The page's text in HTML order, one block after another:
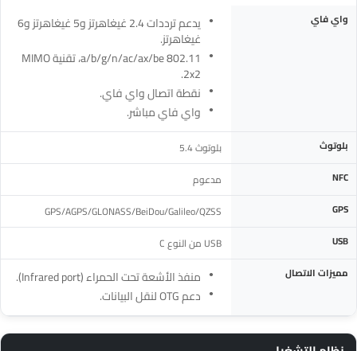
المواصفة
واي فاي يدعم ترددات 2.4 غيغاهرتز و5 غيغاهرتز و6
غيغاهرتز.
802.11 a/b/g/n/ac/ax/be، تقنية MIMO
2x2.
نقطة اتصال واي فاي.
واي فاي مباشر.
بلوتوث بلوتوث 5.4
NFC مدعوم
GPS
GPS/AGPS/GLONASS/BeiDou/Galileo/QZSS
USB USB من النوع C
مميزات الاتصال
منفذ الأشعة تحت الحمراء (Infrared port).
دعم OTG لنقل البيانات.